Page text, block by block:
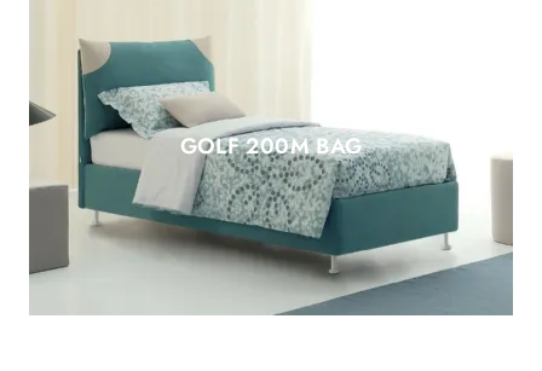
GOLF 200M BAG